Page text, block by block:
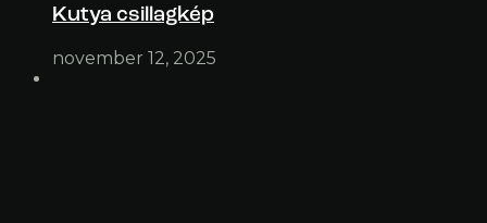
Kutya csillagkép
november 12, 2025